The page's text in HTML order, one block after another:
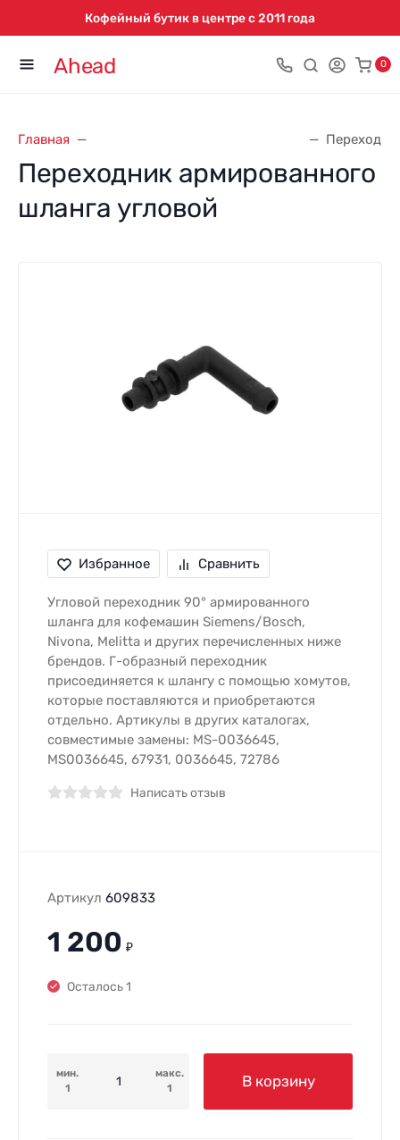
Кофейный бутик в центре с 2011 года
Ahead 0
Главная
Переходник армированного
шланга угловой
Избранное Сравнить
Угловой переходник 90° армированного
шланга для кофемашин Siemens/Bosch,
Nivona, Melitta и других перечисленных ниже
брендов. Г-образный переходник
присоединяется к шлангу с помощью хомутов,
которые поставляются и приобретаются
отдельно. Артикулы в других каталогах,
совместимые замены: MS-0036645,
MS0036645, 67931, 0036645, 72786
Написать отзыв
Артикул 609833
1 200 ₽
Осталось 1
мин.
1
макс.
1
В корзину